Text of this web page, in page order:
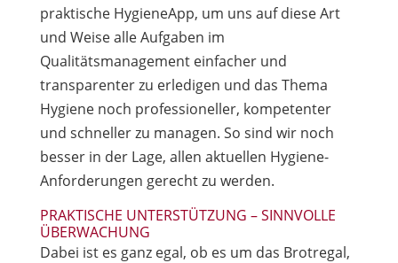
praktische HygieneApp, um uns auf diese Art
und Weise alle Aufgaben im
Qualitätsmanagement einfacher und
transparenter zu erledigen und das Thema
Hygiene noch professioneller, kompetenter
und schneller zu managen. So sind wir noch
besser in der Lage, allen aktuellen Hygiene-
Anforderungen gerecht zu werden.
PRAKTISCHE UNTERSTÜTZUNG – SINNVOLLE
ÜBERWACHUNG
Dabei ist es ganz egal, ob es um das Brotregal,